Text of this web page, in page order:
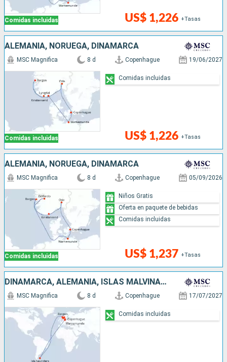
Comidas incluidas US$ 1,226 +Tasas
ALEMANIA, NORUEGA, DINAMARCA
Comidas incluidas
MSC Magnifica 8 d Copenhague 19/06/2027
US$ 1,226 +Tasas
Comidas incluidas
ALEMANIA, NORUEGA, DINAMARCA
Comidas incluidas
MSC Magnifica 8 d Copenhague 05/09/2026
US$ 1,237 +Tasas
Niños Gratis
Oferta en paquete de bebidas
Comidas incluidas
DINAMARCA, ALEMANIA, ISLAS MALVINAS, NORUEGA
MSC Magnifica 8 d Copenhague 17/07/2027
Comidas incluidas